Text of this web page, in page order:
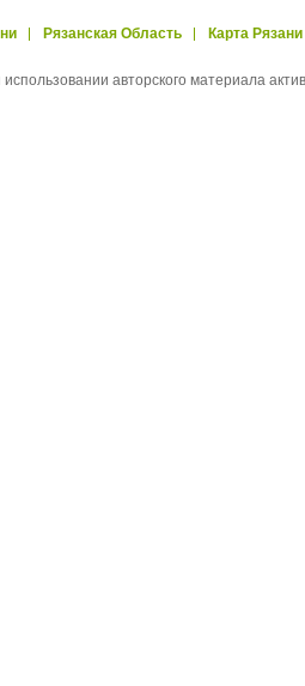
Рязанская Область Карта Рязани
использовании авторского материала